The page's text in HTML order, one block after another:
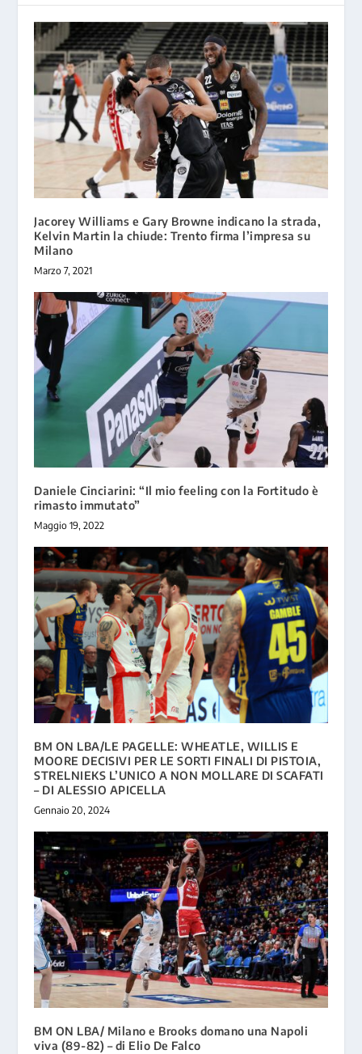
Jacorey Williams e Gary Browne indicano la strada,
Kelvin Martin la chiude: Trento firma l’impresa su
Milano
Marzo 7, 2021
Daniele Cinciarini: “Il mio feeling con la Fortitudo è
rimasto immutato”
Maggio 19, 2022
BM ON LBA/LE PAGELLE: WHEATLE, WILLIS E
MOORE DECISIVI PER LE SORTI FINALI DI PISTOIA,
STRELNIEKS L’UNICO A NON MOLLARE DI SCAFATI
– DI ALESSIO APICELLA
Gennaio 20, 2024
BM ON LBA/ Milano e Brooks domano una Napoli
viva (89-82) – di Elio De Falco